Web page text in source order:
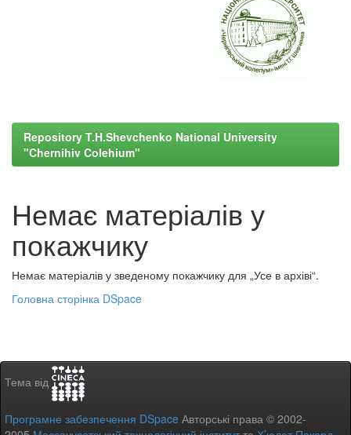
Repository T.H.Shevchenko National University
"Chernihiv Colehium"
Немає матеріалів у
покажчику
Немає матеріалів у зведеному покажчику для „Усе в архіві“.
Головна сторінка DSpace
Тема від
Програмне забезпечення DSpace Авторські права © 2002-